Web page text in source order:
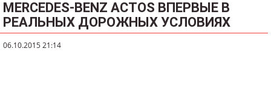
MERCEDES-BENZ ACTOS ВПЕРВЫЕ В
РЕАЛЬНЫХ ДОРОЖНЫХ УСЛОВИЯХ
06.10.2015 21:14